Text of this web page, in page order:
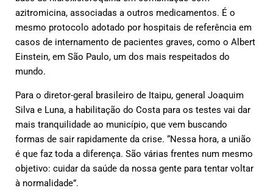
azitromicina, associadas a outros medicamentos. É o
mesmo protocolo adotado por hospitais de referência em
casos de internamento de pacientes graves, como o Albert
Einstein, em São Paulo, um dos mais respeitados do
mundo.
Para o diretor-geral brasileiro de Itaipu, general Joaquim
Silva e Luna, a habilitação do Costa para os testes vai dar
mais tranquilidade ao município, que vem buscando
formas de sair rapidamente da crise. “Nessa hora, a união
é que faz toda a diferença. São várias frentes num mesmo
objetivo: cuidar da saúde da nossa gente para tentar voltar
à normalidade”.